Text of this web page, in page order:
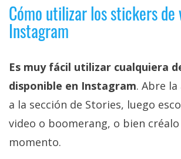
encontrarás
todas las
noticias sobre
tecnología,
ordenadores,
apps,
informática,
comparativas,
trucos y
tutoriales.
Cómo utilizar los stickers de
Instagram
Es muy fácil utilizar cualquiera
disponible en Instagram. Abre
a la sección de Stories, luego
video o boomerang, o bien créalo
momento.